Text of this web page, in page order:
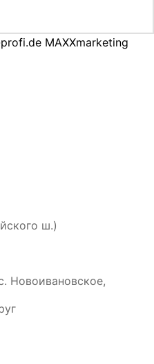
MAXXmarketing
ш.)
Новоивановское,